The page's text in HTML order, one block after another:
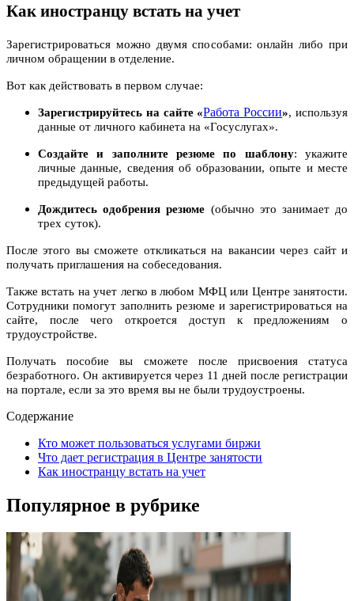
Как иностранцу встать на учет
Зарегистрироваться можно двумя способами: онлайн либо при
личном обращении в отделение.
Вот как действовать в первом случае:
Зарегистрируйтесь на сайте «Работа России», используя
данные от личного кабинета на «Госуслугах».
Создайте и заполните резюме по шаблону: укажите
личные данные, сведения об образовании, опыте и месте
предыдущей работы.
Дождитесь одобрения резюме (обычно это занимает до
трех суток).
После этого вы сможете откликаться на вакансии через сайт и
получать приглашения на собеседования.
Также встать на учет легко в любом МФЦ или Центре занятости.
Сотрудники помогут заполнить резюме и зарегистрироваться на
сайте, после чего откроется доступ к предложениям о
трудоустройстве.
Получать пособие вы сможете после присвоения статуса
безработного. Он активируется через 11 дней после регистрации
на портале, если за это время вы не были трудоустроены.
Содержание
Кто может пользоваться услугами биржи
Что дает регистрация в Центре занятости
Как иностранцу встать на учет
Популярное в рубрике